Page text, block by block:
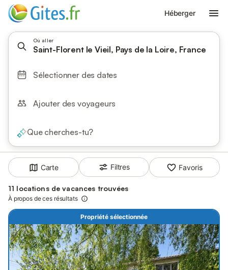
Héberger
Où aller
Saint-Florent le Vieil, Pays de la Loire, France
Sélectionner des dates
Ajouter des voyageurs
Que cherches-tu?
Carte Filtres Favoris
11 locations de vacances trouvées
À propos de ces résultats
Propriété sélectionnée